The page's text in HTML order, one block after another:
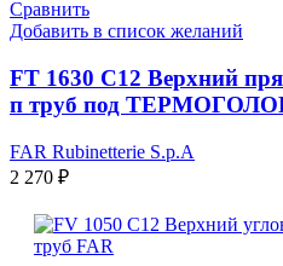
Сравнить
Добавить в список желаний
FT 1630 C12 Верхний
п труб под
FAR Rubinetterie S.p.A
2 270 ₽